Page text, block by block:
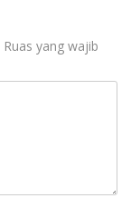
Ruas yang wajib